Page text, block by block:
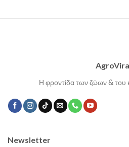
Η φροντίδα των ζώων & του
Newsletter